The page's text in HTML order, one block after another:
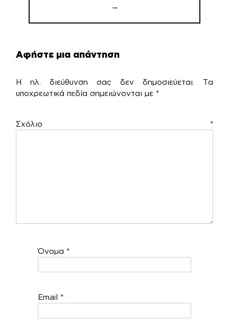
→
Αφήστε μια απάντηση
Η ηλ. διεύθυνση σας δεν δημοσιεύεται.
Τα
υποχρεωτικά πεδία σημειώνονται με *
Σχόλιο *
Όνομα *
Email *